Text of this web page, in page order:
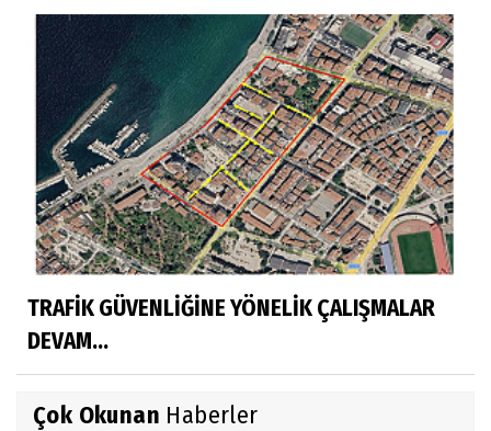
TRAFİK GÜVENLİĞİNE YÖNELİK ÇALIŞMALAR
DEVAM...
Çok Okunan Haberler